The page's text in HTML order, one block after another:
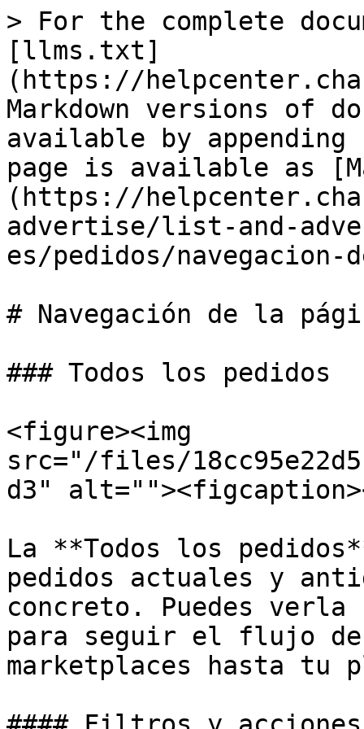
> For the complete
[llms.txt]
(https://
Markdown versions of
available by
page is available as
(https://
advertise/list-and-
es/pedidos/
# Navegación de la
### Todos los pedidos
<figure><img
src="/files/
d3"
La **Todos los
pedidos actuales y
concreto. Puedes
para seguir el flujo de
marketplaces hasta tu